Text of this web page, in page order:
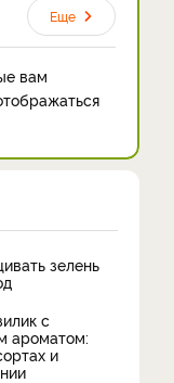
Еще
вам
зелень
с
ароматом:
и